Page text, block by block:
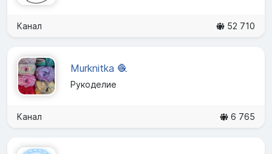
Канал 52 710
Murknitka 🧶
Рукоделие
Канал 6 765